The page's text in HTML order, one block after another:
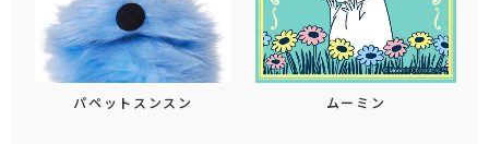
パペットスンスン ムーミン